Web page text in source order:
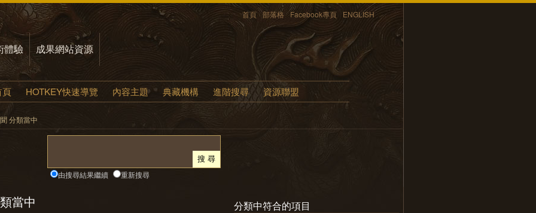
首頁 部落格 Facebook專頁 ENGLISH
體驗 成果網站資源
HOTKEY快速導覽 內容主題 典藏機構 進階搜尋 資源聯盟
分類當中
由搜尋結果繼續 重新搜尋
當中 分類中符合的項目